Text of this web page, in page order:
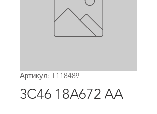
Артикул: T118489
3C46 18A672 AA